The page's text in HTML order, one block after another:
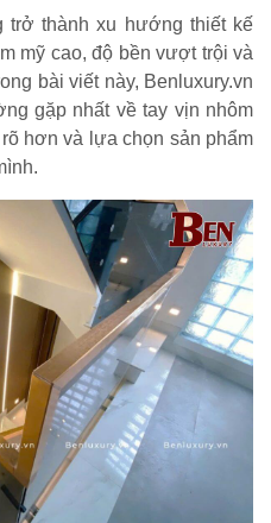
trở thành xu hướng thiết kế
mỹ cao, độ bền vượt trội và
bài viết này, Benluxury.vn
gặp nhất về tay vịn nhôm
hơn và lựa chọn sản phẩm